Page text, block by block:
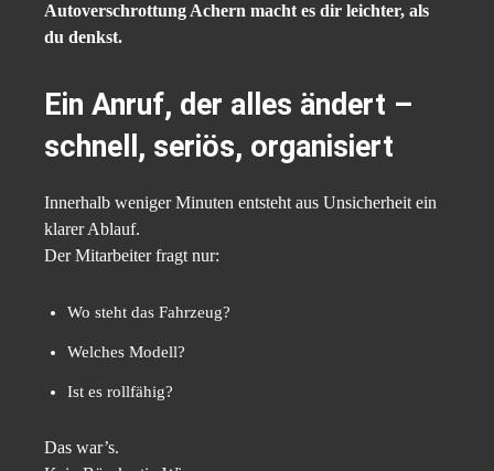
Autoverschrottung Achern macht es dir leichter, als
du denkst.
Ein Anruf, der alles ändert –
schnell, seriös, organisiert
Innerhalb weniger Minuten entsteht aus Unsicherheit ein
klarer Ablauf.
Der Mitarbeiter fragt nur:
Wo steht das Fahrzeug?
Welches Modell?
Ist es rollfähig?
Das war’s.